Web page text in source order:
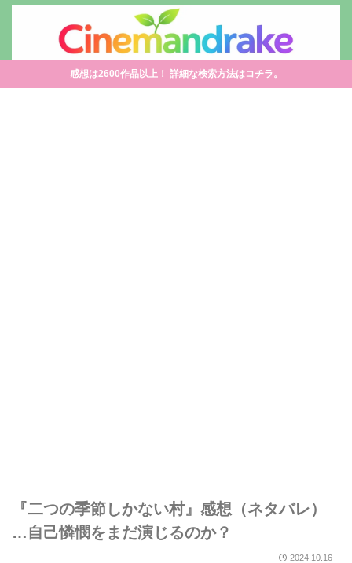
感想は2600作品以上！ 詳細な検索方法はコチラ。
『二つの季節しかない村』感想（ネタバレ）
…自己憐憫をまだ演じるのか？
2024.10.16